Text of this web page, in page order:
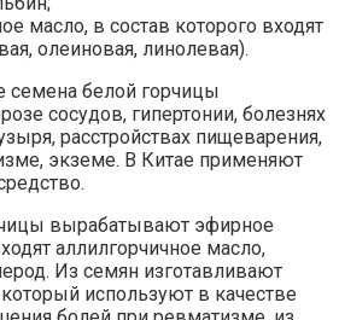
масло, в состав которого входят
олеиновая, линолевая).
семена белой горчицы
сосудов, гипертонии, болезнях
расстройствах пищеварения,
экземе. В Китае применяют
вырабатывают эфирное
аллилгорчичное масло,
Из семян изготавливают
используют в качестве